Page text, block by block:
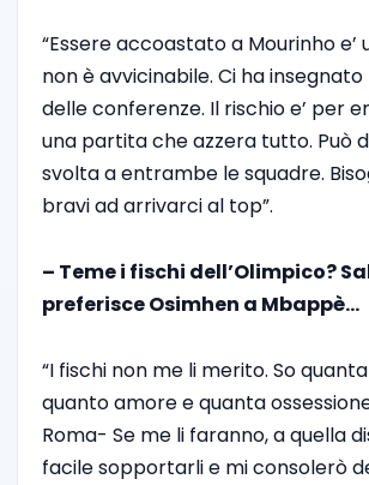
“Essere accoastato a Mourinho e’
non è avvicinabile. Ci ha
delle conferenze. Il rischio e’ per
una partita che azzera tutto. Può
svolta a entrambe le squadre.
bravi ad arrivarci al top”.
– Teme i fischi dell’Olimpico?
preferisce Osimhen a Mbappè…
“I fischi non me li merito. So
quanto amore e quanta
Roma- Se me li faranno, a quella
facile sopportarli e mi consolerò